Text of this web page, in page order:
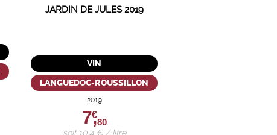
JARDIN DE JULES 2019
VIN
LANGUEDOC-ROUSSILLON
2019
7,
€
80
soit 10,4 € / litre